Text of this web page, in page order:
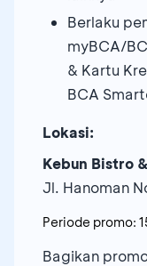
Berlaku
myBCA/
& Kartu
BCA
Lokasi:
Kebun Bistro
Jl. Hanoman
Periode promo:
Bagikan